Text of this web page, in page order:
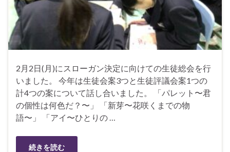
2月2日(月)にスローガン決定に向けての生徒総会を行
いました。 今年は生徒会案3つと生徒評議会案1つの
計4つの案について話し合いました。 「パレット〜君
の個性は何色だ？〜」 「新芽〜花咲くまでの物
語〜」 「アイ〜ひとりの …
続きを読む